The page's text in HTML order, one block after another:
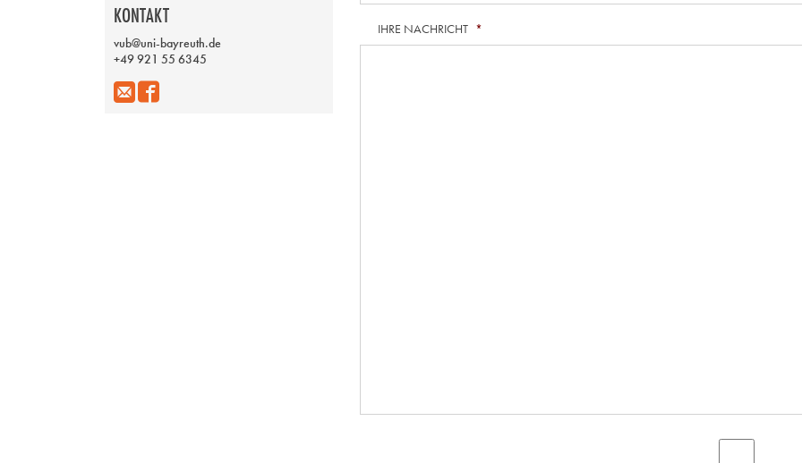
KONTAKT
vub@uni-bayreuth.de
+49 921 55 6345
IHRE NACHRICHT *